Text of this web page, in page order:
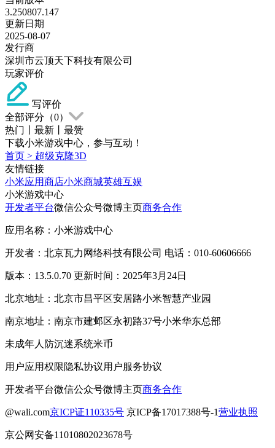
3.250807.147
更新日期
2025-08-07
发行商
深圳市云顶天下科技有限公司
玩家评价
写评价
全部评分（0）
热门
最新
最赞
下载小米游戏中心，参与互动！
首页 > 超级克隆3D
友情链接
小米应用商店小米商城英雄互娱
小米游戏中心
开发者平台微信公众号微博主页商务合作
应用名称：小米游戏中心
开发者：北京瓦力网络科技有限公司 电话：010-60606666
版本：13.5.0.70 更新时间：2025年3月24日
北京地址：北京市昌平区安居路小米智慧产业园
南京地址：南京市建邺区永初路37号小米华东总部
未成年人防沉迷系统米币
用户应用权限隐私协议用户服务协议
开发者平台微信公众号微博主页商务合作
@wali.com京ICP证110335号 京ICP备17017388号-1营业执照
京公网安备11010802023678号